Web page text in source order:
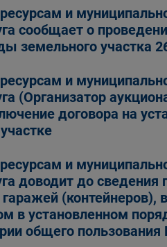
и
сообщает о
земельного участка
и
(Организатор
договора на
и
доводит до
(контейнеров),
в установленном
общего пользования